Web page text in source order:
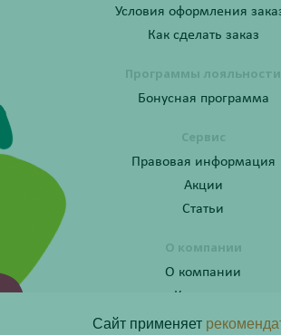
Условия оформления
Как сделать заказ
Программы лояльности
Бонусная программа
Сервис
Правовая информация
Акции
Статьи
О компании
О компании
Контакты
Сайт применяет